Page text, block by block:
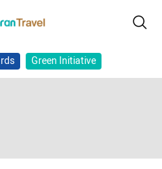
Green Initiative